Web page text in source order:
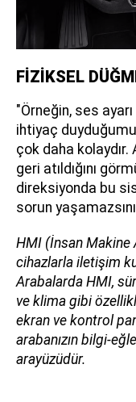
FİZİKSEL
"Örneğin, ses
ihtiyaç
çok daha kolaydır.
geri atıldığını
direksiyonda bu
sorun
HMI (İnsan Makine
cihazlarla iletişim
Arabalarda HMI,
ve klima gibi
ekran ve kontrol
arabanızın bilgi-
arayüzüdür.